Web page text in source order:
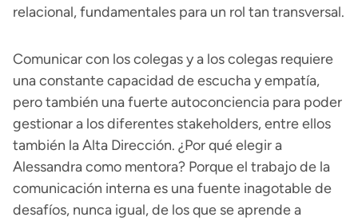
relacional, fundamentales para un rol tan transversal.
Comunicar con los colegas y a los colegas requiere
una constante capacidad de escucha y empatía,
pero también una fuerte autoconciencia para poder
gestionar a los diferentes stakeholders, entre ellos
también la Alta Dirección. ¿Por qué elegir a
Alessandra como mentora? Porque el trabajo de la
comunicación interna es una fuente inagotable de
desafíos, nunca igual, de los que se aprende a